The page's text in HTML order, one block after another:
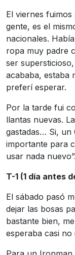
El viernes
gente, es el
nacionales.
ropa muy padre
ser
acababa, estaba
preferí esperar.
Por la tarde fui
llantas nuevas.
gastadas… Si, un
importante para
usar nada nuevo”.
T-1 (1 día antes
El sábado pasó
dejar las bosas
bastante bien,
esperaba casi no